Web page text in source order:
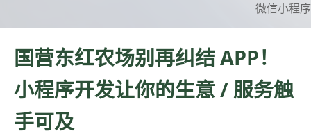
微信小程序
国营东红农场别再纠结 APP！
小程序开发让你的生意 / 服务触
手可及